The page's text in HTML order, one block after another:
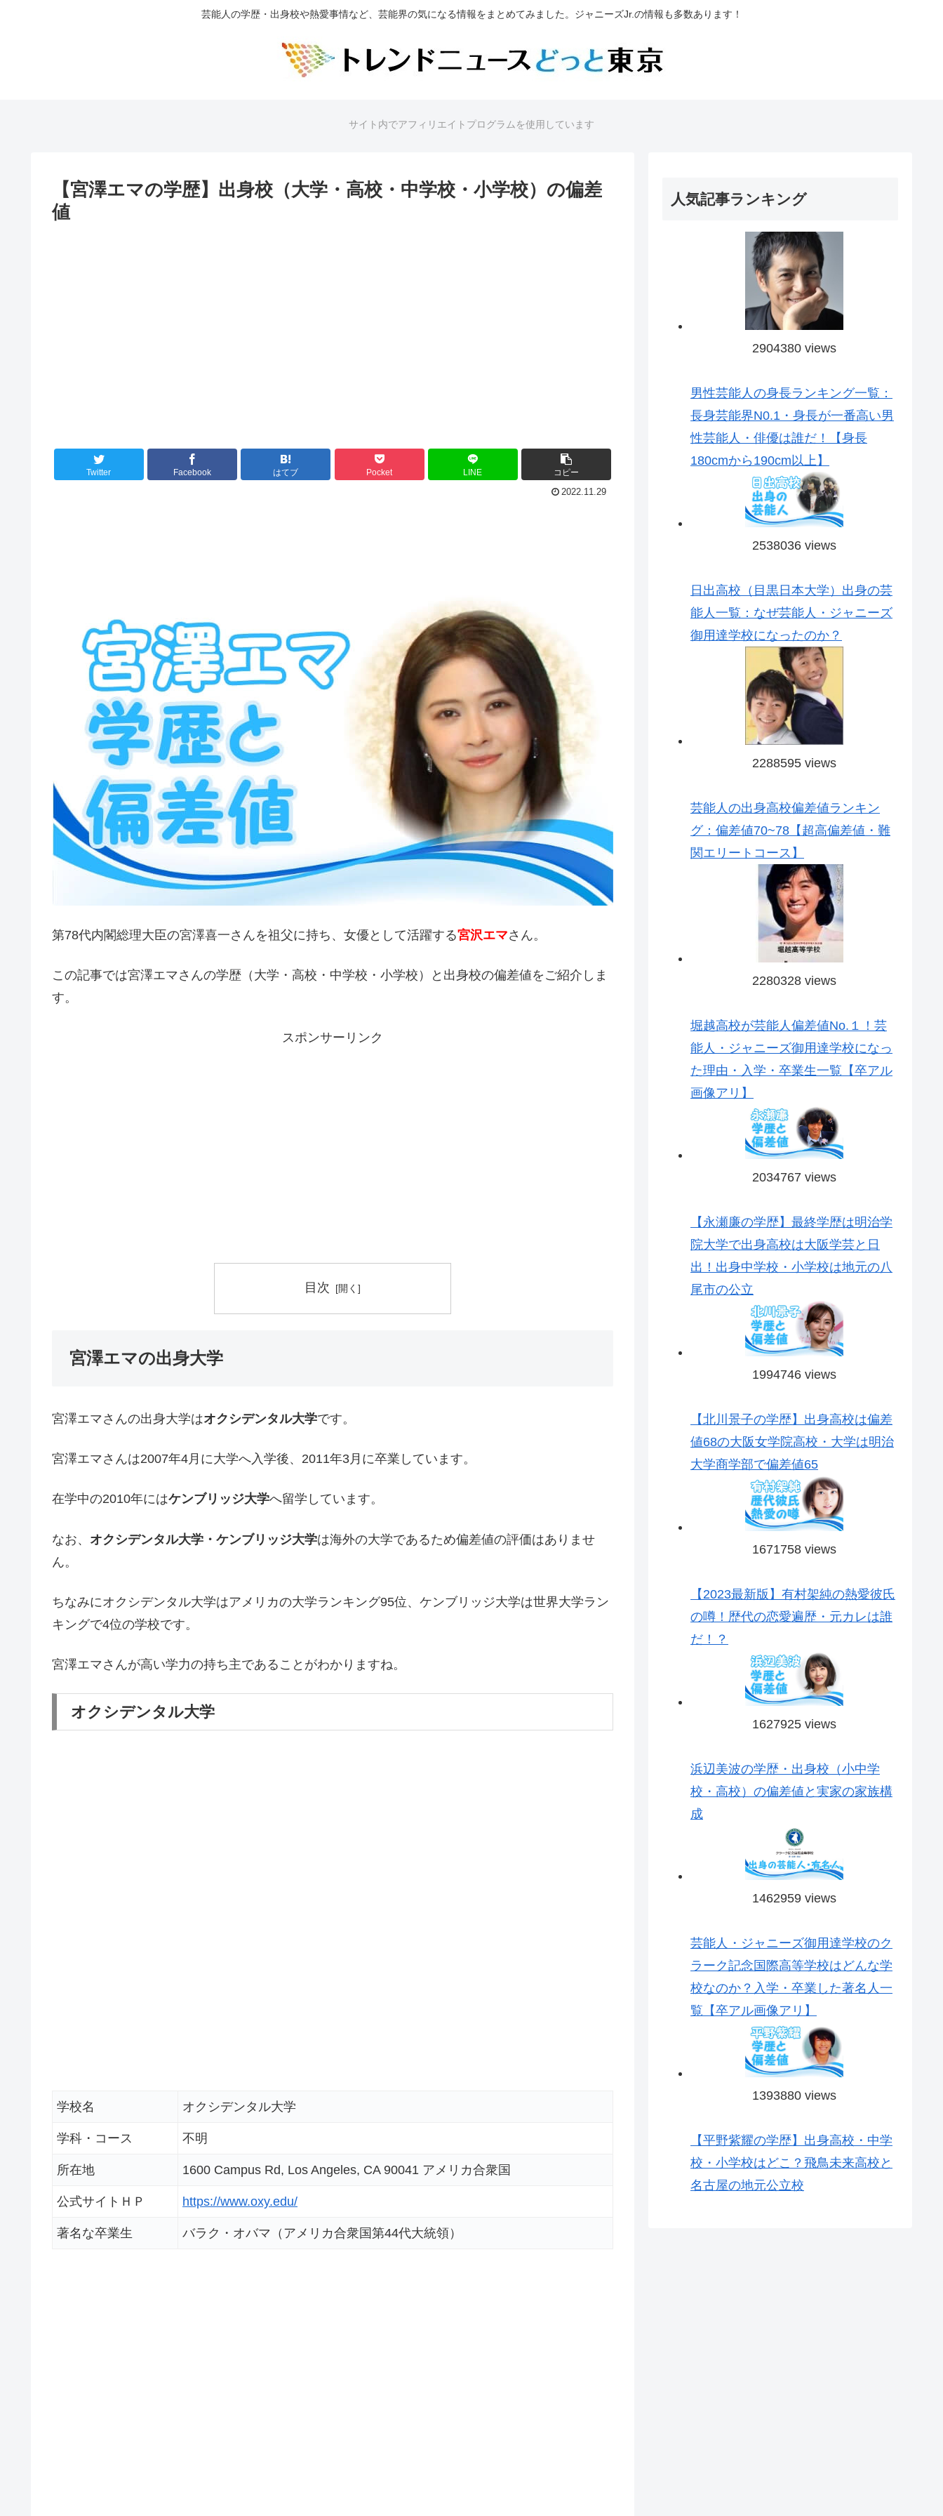
芸能人の学歴・出身校や熱愛事情など、芸能界の気になる情報をまとめてみました。ジャニーズJr.の情報も多数あります！
サイト内でアフィリエイトプログラムを使用しています
【宮澤エマの学歴】出身校（大学・高校・中学校・小学校）の偏差
値
Twitter Facebook はてブ Pocket LINE コピー
2022.11.29
第78代内閣総理大臣の宮澤喜一さんを祖父に持ち、女優として活躍する宮沢エマさん。
この記事では宮澤エマさんの学歴（大学・高校・中学校・小学校）と出身校の偏差値をご紹介しま
す。
スポンサーリンク
目次
宮澤エマの出身大学
宮澤エマさんの出身大学はオクシデンタル大学です。
宮澤エマさんは2007年4月に大学へ入学後、2011年3月に卒業しています。
在学中の2010年にはケンブリッジ大学へ留学しています。
なお、 オクシデンタル大学・ケンブリッジ大学は海外の大学であるため偏差値の評価はありませ
ん。
ちなみにオクシデンタル大学はアメリカの大学ランキング95位、ケンブリッジ大学は世界大学ラン
キングで4位の学校です。
宮澤エマさんが高い学力の持ち主であることがわかりますね。
オクシデンタル大学
学校名 オクシデンタル大学
学科・コース 不明
所在地 1600 Campus Rd, Los Angeles, CA 90041 アメリカ合衆国
公式サイトＨＰ https://www.oxy.edu/
著名な卒業生 バラク・オバマ（アメリカ合衆国第44代大統領）
人気記事ランキング
2904380 views
男性芸能人の身長ランキング一覧：
長身芸能界N0.1・身長が一番高い男
性芸能人・俳優は誰だ！【身長
180cmから190cm以上】
2538036 views
日出高校（目黒日本大学）出身の芸
能人一覧：なぜ芸能人・ジャニーズ
御用達学校になったのか？
2288595 views
芸能人の出身高校偏差値ランキン
グ：偏差値70~78【超高偏差値・難
関エリートコース】
2280328 views
堀越高校が芸能人偏差値No.１！芸
能人・ジャニーズ御用達学校になっ
た理由・入学・卒業生一覧【卒アル
画像アリ】
2034767 views
【永瀬廉の学歴】最終学歴は明治学
院大学で出身高校は大阪学芸と日
出！出身中学校・小学校は地元の八
尾市の公立
1994746 views
【北川景子の学歴】出身高校は偏差
値68の大阪女学院高校・大学は明治
大学商学部で偏差値65
1671758 views
【2023最新版】有村架純の熱愛彼氏
の噂！歴代の恋愛遍歴・元カレは誰
だ！？
1627925 views
浜辺美波の学歴・出身校（小中学
校・高校）の偏差値と実家の家族構
成
1462959 views
芸能人・ジャニーズ御用達学校のク
ラーク記念国際高等学校はどんな学
校なのか？入学・卒業した著名人一
覧【卒アル画像アリ】
1393880 views
【平野紫耀の学歴】出身高校・中学
校・小学校はどこ？飛鳥未来高校と
名古屋の地元公立校